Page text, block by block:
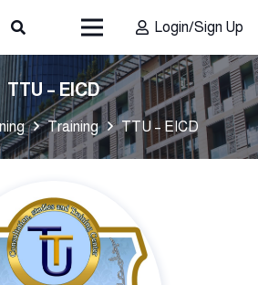
Login/Sign Up
TTU – EICD
Training TTU – EICD